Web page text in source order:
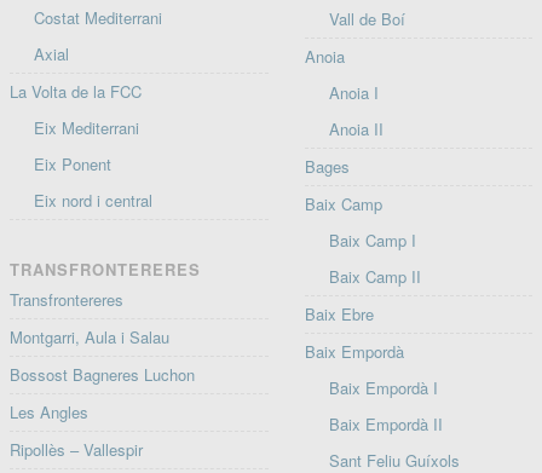
Costat Mediterrani
Axial
La Volta de la FCC
Eix Mediterrani
Eix Ponent
Eix nord i central
TRANSFRONTERERES
Transfrontereres
Montgarri, Aula i Salau
Bossost Bagneres Luchon
Les Angles
Ripollès – Vallespir
Vall de Boí
Anoia
Anoia I
Anoia II
Bages
Baix Camp
Baix Camp I
Baix Camp II
Baix Ebre
Baix Empordà
Baix Empordà I
Baix Empordà II
Sant Feliu Guíxols